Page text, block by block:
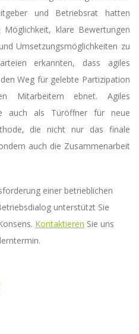
und Betriebsrat hatten
klare Bewertungen
Umsetzungsmöglichkeiten zu
erkannten, dass agiles
Weg für gelebte Partizipation
Mitarbeitern ebnet. Agiles
auch als Türöffner für neue
die nicht nur das finale
auch die Zusammenarbeit
einer betrieblichen
unterstützt Sie
Kontaktieren Sie uns